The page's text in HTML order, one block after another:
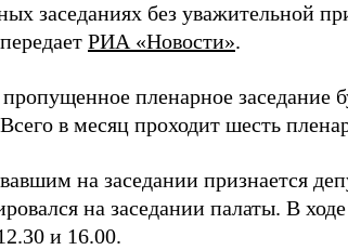
заседаниях без уважительной
РИА «Новости».
пленарное заседание
в месяц проходит шесть
на заседании признается
на заседании палаты. В
и 16.00.